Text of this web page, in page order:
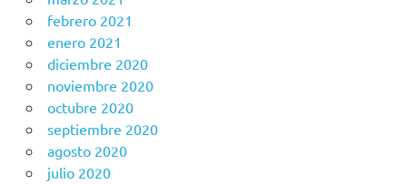
febrero 2021
enero 2021
diciembre 2020
noviembre 2020
octubre 2020
septiembre 2020
agosto 2020
julio 2020